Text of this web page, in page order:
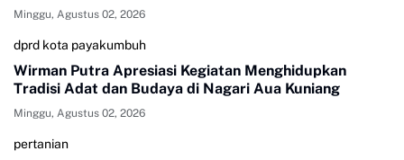
Minggu, Agustus 02, 2026
dprd kota payakumbuh
Wirman Putra Apresiasi Kegiatan Menghidupkan
Tradisi Adat dan Budaya di Nagari Aua Kuniang
Minggu, Agustus 02, 2026
pertanian